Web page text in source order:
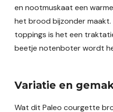
en nootmuskaat een
het brood bijzonder
toppings is het een
beetje notenboter wordt
Variatie en
Wat dit Paleo courgette